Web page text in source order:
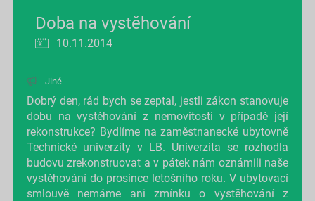
Doba na vystěhování
10.11.2014
Jiné
Dobrý den, rád bych se zeptal, jestli zákon stanovuje
dobu na vystěhování z nemovitosti v případě její
rekonstrukce? Bydlíme na zaměstnanecké ubytovně
Technické univerzity v LB. Univerzita se rozhodla
budovu zrekonstruovat a v pátek nám oznámili naše
vystěhování do prosince letošního roku. V ubytovací
smlouvě nemáme ani zmínku o vystěhování z